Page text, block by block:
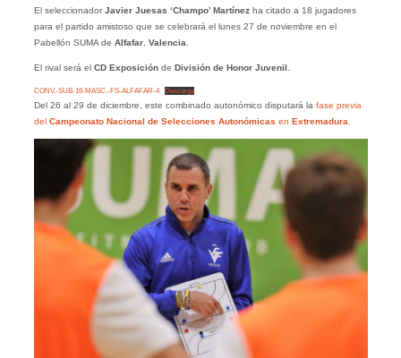
El seleccionadorJavier Juesas ‘Champo’ Martínezha citado a 18 jugadores
para el partido amistoso que se celebrará el lunes 27 de noviembre en el
Pabellón SUMA de Alfafar, Valencia
El rival será el CD Exposiciónde División de Honor Juvenil
CONV.-SUB-16-MASC.-FS-ALFAFAR-4 Descarga
Del 26 al 29 de diciembre, este combinado autonómico disputará la fase previa
del Campeonato Nacional de Selecciones Autonómicas en Extremadura